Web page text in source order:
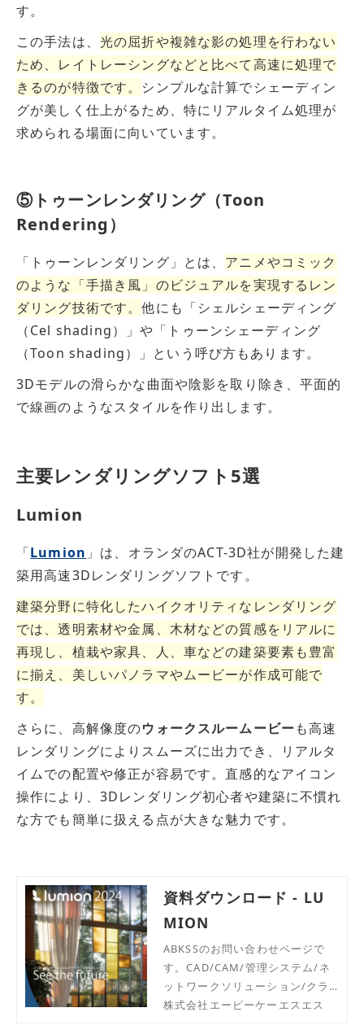
す。
この手法は、 光の屈折や複雑な影の処理を行わない
ため、レイトレーシングなどと比べて高速に処理で
きるのが特徴です。 シンプルな計算でシェーディン
グが美しく仕上がるため、特にリアルタイム処理が
求められる場面に向いています。
⑤トゥーンレンダリング（Toon
Rendering）
「トゥーンレンダリング」とは、 アニメやコミック
のような「手描き風」のビジュアルを実現するレン
ダリング技術です。他にも「シェルシェーディング
（Cel shading）」や「トゥーンシェーディング
（Toon shading）」という呼び方もあります。
3Dモデルの滑らかな曲面や陰影を取り除き、平面的
で線画のようなスタイルを作り出します。
主要レンダリングソフト5選
Lumion
「Lumion 」は、オランダのACT-3D社が開発した建
築用高速3Dレンダリングソフトです。
建築分野に特化したハイクオリティなレンダリング
では、透明素材や金属、木材などの質感をリアルに
再現し、植栽や家具、人、車などの建築要素も豊富
に揃え、美しいパノラマやムービーが作成可能で
す。
さらに、高解像度のウォークスルームービーも高速
レンダリングによりスムーズに出力でき、リアルタ
イムでの配置や修正が容易です。直感的なアイコン
操作により、3Dレンダリング初心者や建築に不慣れ
な方でも簡単に扱える点が大きな魅力です。
資料ダウンロード - LU
MION
ABKSSのお問い合わせページで
す。CAD/CAM/管理システム/ネ
ットワークソリューション/クラ
ウドサービスの専門知識や豊富な
株式会社エービーケーエスエス